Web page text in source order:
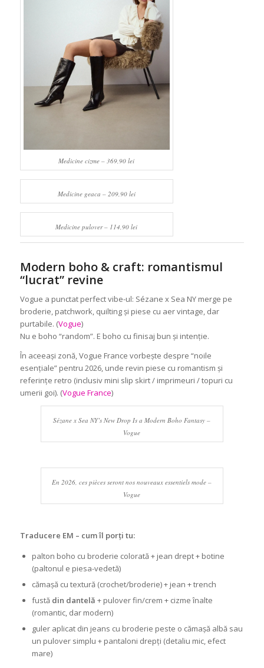
Medicine cizme – 369,90 lei
Medicine geaca – 209,90 lei
Medicine pulover – 114,90 lei
Modern boho & craft: romantismul
“lucrat” revine
Vogue a punctat perfect vibe-ul: Sézane x Sea NY merge pe
broderie, patchwork, quilting și piese cu aer vintage, dar
purtabile. (Vogue)
Nu e boho “random”. E boho cu finisaj bun și intenție.
În aceeași zonă, Vogue France vorbește despre “noile
esențiale” pentru 2026, unde revin piese cu romantism și
referințe retro (inclusiv mini slip skirt / imprimeuri / topuri cu
umerii goi). (Vogue France)
Sézane x Sea NY’s New Drop Is a Modern Boho Fantasy –
Vogue
En 2026, ces pièces seront nos nouveaux essentiels mode –
Vogue
Traducere EM – cum îl porți tu:
palton boho cu broderie colorată + jean drept + botine
(paltonul e piesa-vedetă)
cămașă cu textură (crochet/broderie) + jean + trench
fustădin dantelă + pulover fin/crem + cizme înalte
(romantic, dar modern)
guler aplicat din jeans cu broderie peste o cămașă albă sau
un pulover simplu + pantaloni drepți (detaliu mic, efect
mare)